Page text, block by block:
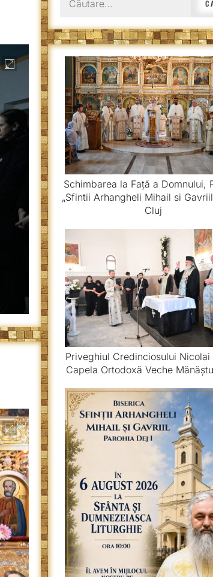
după:
Schimbarea la Față a Domnului,
„Sfintii Arhangheli Mihail si
Cluj
Priveghiul Credinciosului Nicolai
Capela Ortodoxă Veche